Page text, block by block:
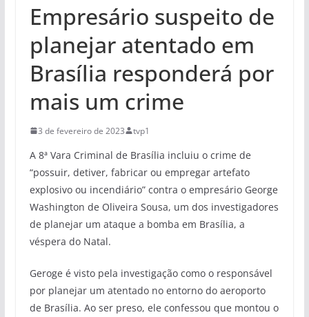
Empresário suspeito de
planejar atentado em
Brasília responderá por
mais um crime
3 de fevereiro de 2023 tvp1
A 8ª Vara Criminal de Brasília incluiu o crime de
“possuir, detiver, fabricar ou empregar artefato
explosivo ou incendiário” contra o empresário George
Washington de Oliveira Sousa, um dos investigadores
de planejar um ataque a bomba em Brasília, a
véspera do Natal.
Geroge é visto pela investigação como o responsável
por planejar um atentado no entorno do aeroporto
de Brasília. Ao ser preso, ele confessou que montou o